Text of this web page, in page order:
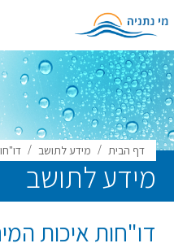
דף הבית / מידע לתושב /
מידע לתושב
דו"חות איכות המים